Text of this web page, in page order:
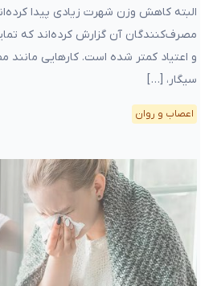
البته کاهش وزن شهرت زیادی پیدا
مصرف‌کنندگان آن گزارش کرده‌اند که
و اعتیاد کمتر شده است. کارهایی
سیگار، […]
اعصاب و روان